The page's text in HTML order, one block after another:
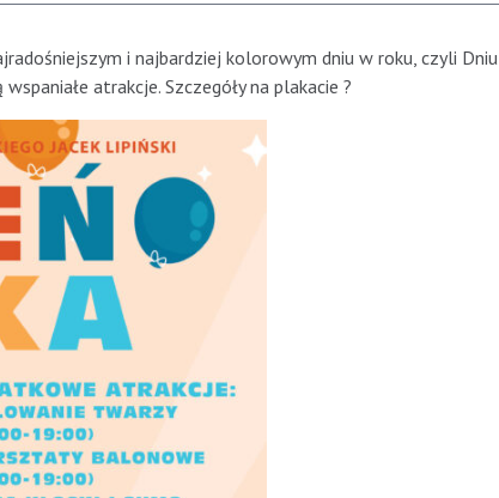
i najbardziej kolorowym dniu w roku, czyli Dniu
atrakcje. Szczegóły na plakacie ?